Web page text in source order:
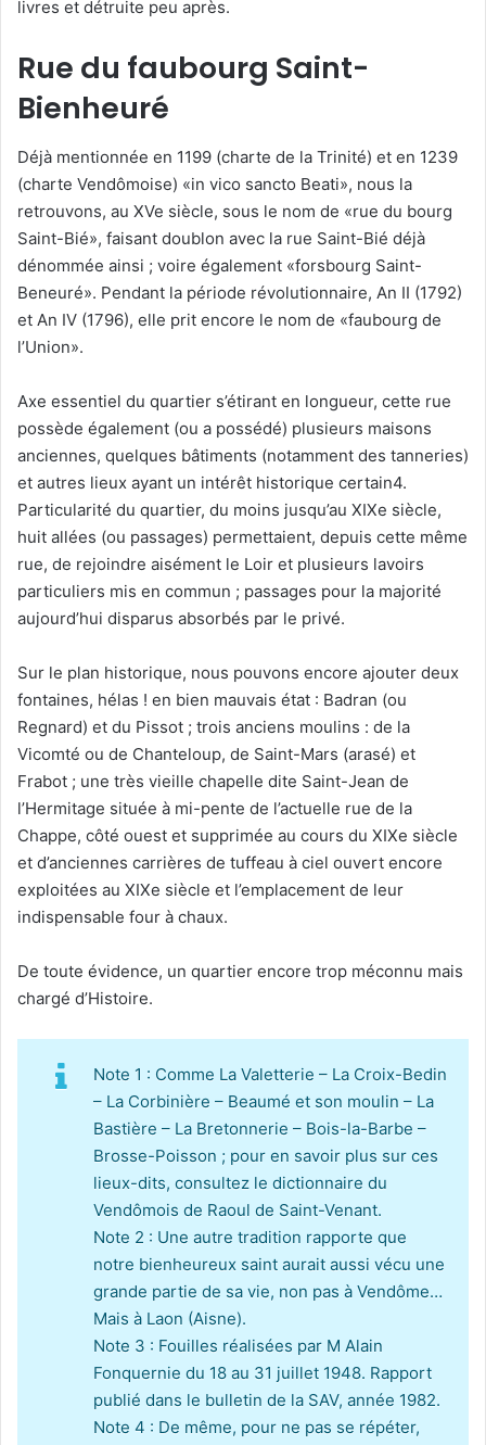
livres et détruite peu après.
Rue du faubourg Saint-
Bienheuré
Déjà mentionnée en 1199 (charte de la Trinité) et en 1239
(charte Vendômoise) «in vico sancto Beati», nous la
retrouvons, au XVe siècle, sous le nom de «rue du bourg
Saint-Bié», faisant doublon avec la rue Saint-Bié déjà
dénommée ainsi ; voire également «forsbourg Saint-
Beneuré». Pendant la période révolutionnaire, An II (1792)
et An IV (1796), elle prit encore le nom de «faubourg de
l’Union».
Axe essentiel du quartier s’étirant en longueur, cette rue
possède également (ou a possédé) plusieurs maisons
anciennes, quelques bâtiments (notamment des tanneries)
et autres lieux ayant un intérêt historique certain4.
Particularité du quartier, du moins jusqu’au XIXe siècle,
huit allées (ou passages) permettaient, depuis cette même
rue, de rejoindre aisément le Loir et plusieurs lavoirs
particuliers mis en commun ; passages pour la majorité
aujourd’hui disparus absorbés par le privé.
Sur le plan historique, nous pouvons encore ajouter deux
fontaines, hélas ! en bien mauvais état : Badran (ou
Regnard) et du Pissot ; trois anciens moulins : de la
Vicomté ou de Chanteloup, de Saint-Mars (arasé) et
Frabot ; une très vieille chapelle dite Saint-Jean de
l’Hermitage située à mi-pente de l’actuelle rue de la
Chappe, côté ouest et supprimée au cours du XIXe siècle
et d’anciennes carrières de tuffeau à ciel ouvert encore
exploitées au XIXe siècle et l’emplacement de leur
indispensable four à chaux.
De toute évidence, un quartier encore trop méconnu mais
chargé d’Histoire.
Note 1 : Comme La Valetterie – La Croix-Bedin
– La Corbinière – Beaumé et son moulin – La
Bastière – La Bretonnerie – Bois-la-Barbe –
Brosse-Poisson ; pour en savoir plus sur ces
lieux-dits, consultez le dictionnaire du
Vendômois de Raoul de Saint-Venant.
Note 2 : Une autre tradition rapporte que
notre bienheureux saint aurait aussi vécu une
grande partie de sa vie, non pas à Vendôme…
Mais à Laon (Aisne).
Note 3 : Fouilles réalisées par M Alain
Fonquernie du 18 au 31 juillet 1948. Rapport
publié dans le bulletin de la SAV, année 1982.
Note 4 : De même, pour ne pas se répéter,